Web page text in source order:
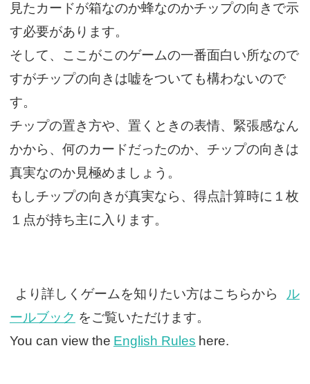
見たカードが箱なのか蜂なのかチップの向きで示
す必要があります。
そして、ここがこのゲームの一番面白い所なので
すがチップの向きは嘘をついても構わないので
す。
チップの置き方や、置くときの表情、緊張感なん
かから、何のカードだったのか、チップの向きは
真実なのか見極めましょう。
もしチップの向きが真実なら、得点計算時に１枚
１点が持ち主に入ります。
より詳しくゲームを知りたい方はこちらから
ル
ールブック をご覧いただけます。
You can view the English Rules here.